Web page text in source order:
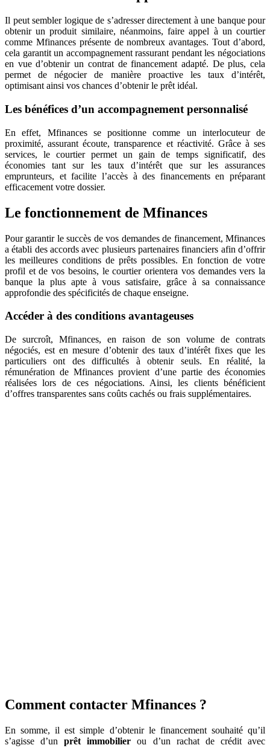
Il peut sembler logique de s’adresser directement à une banque pour
obtenir un produit similaire, néanmoins, faire appel à un courtier
comme Mfinances présente de nombreux avantages. Tout d’abord,
cela garantit un accompagnement rassurant pendant les négociations
en vue d’obtenir un contrat de financement adapté. De plus, cela
permet de négocier de manière proactive les taux d’intérêt,
optimisant ainsi vos chances d’obtenir le prêt idéal.
Les bénéfices d’un accompagnement personnalisé
En effet, Mfinances se positionne comme un interlocuteur de
proximité, assurant écoute, transparence et réactivité. Grâce à ses
services, le courtier permet un gain de temps significatif, des
économies tant sur les taux d’intérêt que sur les assurances
emprunteurs, et facilite l’accès à des financements en préparant
efficacement votre dossier.
Le fonctionnement de Mfinances
Pour garantir le succès de vos demandes de financement, Mfinances
a établi des accords avec plusieurs partenaires financiers afin d’offrir
les meilleures conditions de prêts possibles. En fonction de votre
profil et de vos besoins, le courtier orientera vos demandes vers la
banque la plus apte à vous satisfaire, grâce à sa connaissance
approfondie des spécificités de chaque enseigne.
Accéder à des conditions avantageuses
De surcroît, Mfinances, en raison de son volume de contrats
négociés, est en mesure d’obtenir des taux d’intérêt fixes que les
particuliers ont des difficultés à obtenir seuls. En réalité, la
rémunération de Mfinances provient d’une partie des économies
réalisées lors de ces négociations. Ainsi, les clients bénéficient
d’offres transparentes sans coûts cachés ou frais supplémentaires.
Comment contacter Mfinances ?
En somme, il est simple d’obtenir le financement souhaité qu’il
s’agisse d’unprêt immobilier ou d’un rachat de crédit avec